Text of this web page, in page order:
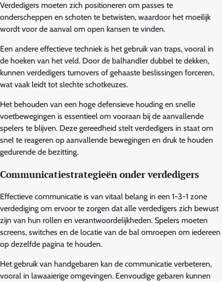
Verdedigers moeten zich positioneren om passes te
onderscheppen en schoten te betwisten, waardoor het moeilijk
wordt voor de aanval om open kansen te vinden.
Een andere effectieve techniek is het gebruik van traps, vooral in
de hoeken van het veld. Door de balhandler dubbel te dekken,
kunnen verdedigers turnovers of gehaaste beslissingen forceren,
wat vaak leidt tot slechte schotkeuzes.
Het behouden van een hoge defensieve houding en snelle
voetbewegingen is essentieel om vooraan bij de aanvallende
spelers te blijven. Deze gereedheid stelt verdedigers in staat om
snel te reageren op aanvallende bewegingen en druk te houden
gedurende de bezitting.
Communicatiestrategieën onder verdedigers
Effectieve communicatie is van vitaal belang in een 1-3-1 zone
verdediging om ervoor te zorgen dat alle verdedigers zich bewust
zijn van hun rollen en verantwoordelijkheden. Spelers moeten
screens, switches en de locatie van de bal omroepen om iedereen
op dezelfde pagina te houden.
Het gebruik van handgebaren kan de communicatie verbeteren,
vooral in lawaaierige omgevingen. Eenvoudige gebaren kunnen